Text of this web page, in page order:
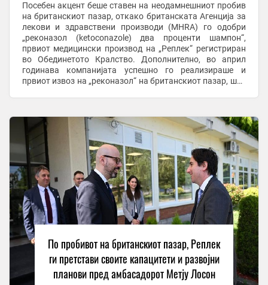
Посебен акцент беше ставен на неодамнешниот пробив
на британскиот пазар, откако британската Агенција за
лекови и здравствени производи (MHRA) го одобри
„реконазол (ketoconazole) два проценти шампон“,
првиот медицински производ на „Реплек“ регистриран
во Обединетото Кралство. Дополнително, во април
годинава компанијата успешно го реализираше и
првиот извоз на „реконазол“ на британскиот пазар, што
По пробивот на британскиот пазар, Реплек
ги претстави своите капацитети и развојни
планови пред амбасадорот Метју Лосон